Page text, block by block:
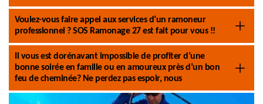
Voulez-vous faire appel aux services d’un ramoneur
professionnel ? SOS Ramonage 27 est fait pour vous !!
Il vous est dorénavant impossible de profiter d’une
bonne soirée en famille ou en amoureux près d’un bon
feu de cheminée? Ne perdez pas espoir, nous